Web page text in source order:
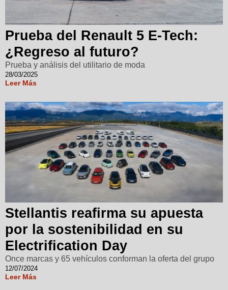
Prueba del Renault 5 E-Tech:
¿Regreso al futuro?
Prueba y análisis del utilitario de moda
28/03/2025
Leer Más
Stellantis reafirma su apuesta
por la sostenibilidad en su
Electrification Day
Once marcas y 65 vehículos conforman la oferta del grupo
12/07/2024
Leer Más